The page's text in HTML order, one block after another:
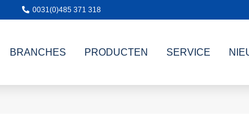
0031(0)485 371 318
BRANCHES PRODUCTEN SERVICE